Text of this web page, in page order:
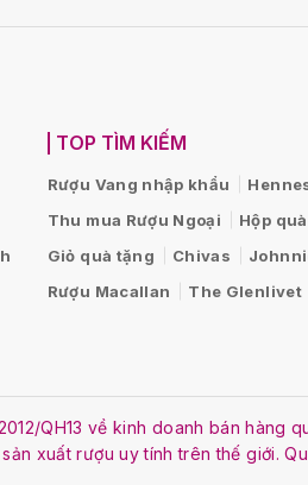
TOP TÌM KIẾM
Rượu Vang nhập khẩu
Thu mua Rượu Ngoại
Hộp
Giỏ quà tặng
Chivas
Rượu Macallan
The Glenlivet
QH13 về kinh doanh bán hàng
xuất rượu uy tính trên thế giới.